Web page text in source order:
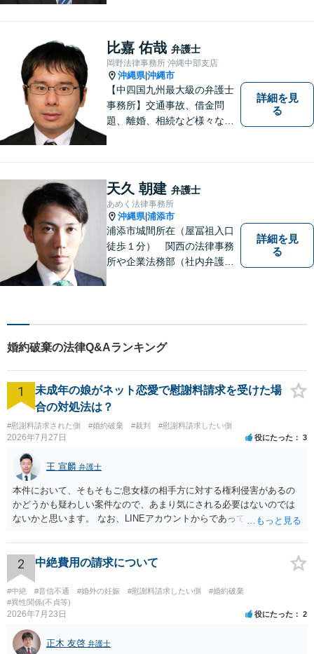
まずはお気軽にご相談くださ
い！
比嘉 佑哉 弁護士
岡野法律事務所 沖縄中部支店
沖縄県|沖縄市
【中四国九州最大級の弁護士
事務所】交通事故、借金問
題、離婚、相続など様々な問
まずはお気軽にご相談くださ
い！
詳細を見
る
天久 朝建 弁護士
あめく法律事務所
沖縄県|浦添市
浦添市城間所在（屋冨祖入口
徒歩１分） 関西の法律事務
所や企業法務部（社内弁護士
詳細を見
る
婚約破棄の法律Q&Aランキング
1
未成年の娘がネット恋愛で慰謝料請求を受けた場
合の対処法は？
#慰謝料請求された側 #婚約破棄 #裁判 #慰謝料請求したい側
2026年7月27日 役にたった 3
王 宣麟 弁護士
本件において、そもそもご息女様の相手方に対する権利侵害があるの
かどうかも疑わしい案件なので、あまり気にされる必要はないのでは
ないかと思います。 なお、LINEアカウントからであっても、そこに紐
るパターンはありえるものの、本件のような精神的損害が発生したと
明確にいえないような案件において開示がなされる可能性も低いので
はないかと推察します。
2 中絶費用の請求について
#中絶 #音信不通 #婚外の妊娠 #慰謝料請求したい側
#婚約破棄
#異性関係(不貞等)
2026年7月23日 役にたった 2
正木 友啓 弁護士